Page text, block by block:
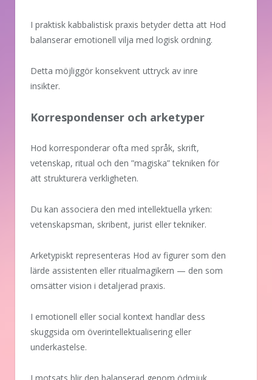
I praktisk kabbalistisk praxis betyder detta att Hod
balanserar emotionell vilja med logisk ordning.
Detta möjliggör konsekvent uttryck av inre
insikter.
Korrespondenser och arketyper
Hod korresponderar ofta med språk, skrift,
vetenskap, ritual och den ”magiska” tekniken för
att strukturera verkligheten.
Du kan associera den med intellektuella yrken:
vetenskapsman, skribent, jurist eller tekniker.
Arketypiskt representeras Hod av figurer som den
lärde assistenten eller ritualmagikern — den som
omsätter vision i detaljerad praxis.
I emotionell eller social kontext handlar dess
skuggsida om överintellektualisering eller
underkastelse.